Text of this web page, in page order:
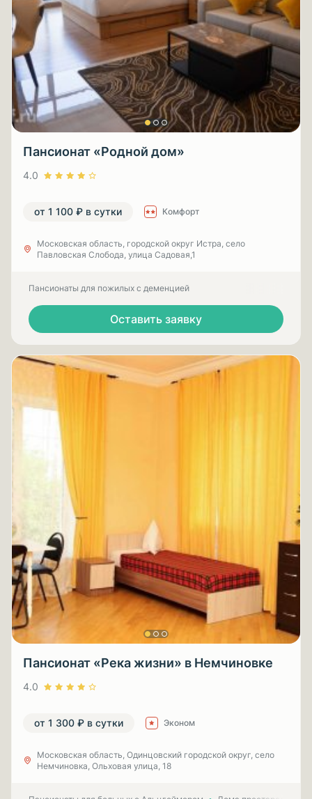
Пансионат «Родной дом»
4.0
от 1 100 ₽ в сутки Комфорт
Московская область, городской округ Истра, село
Павловская Слобода, улица Садовая,1
Пансионаты для пожилых с деменцией
Оставить заявку
Пансионат «Река жизни» в Немчиновке
4.0
от 1 300 ₽ в сутки Эконом
Московская область, Одинцовский городской округ, село
Немчиновка, Ольховая улица, 18